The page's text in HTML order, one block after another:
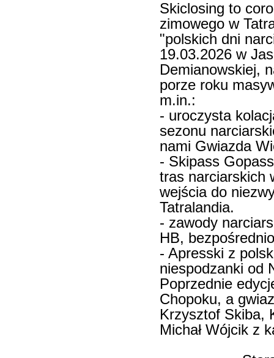
Skiclosing to
zimowego w
"polskich dni
19.03.2026 w
Demianowskiej,
porze roku
m.in.:
- uroczysta
sezonu
nami Gwiazda
- Skipass
tras narciarskich
wejścia do
Tatralandia.
- zawody
HB,
- Apresski z
niespodzanki od
Poprzednie
Chopoku, a
Krzysztof Skiba,
Michał Wójcik z